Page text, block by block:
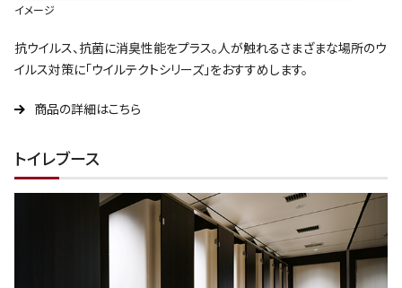
イメージ
抗ウイルス、抗菌に消臭性能をプラス。人が触れるさまざまな場所のウ
イルス対策に「ウイルテクトシリーズ」をおすすめします。
商品の詳細はこちら
トイレブース